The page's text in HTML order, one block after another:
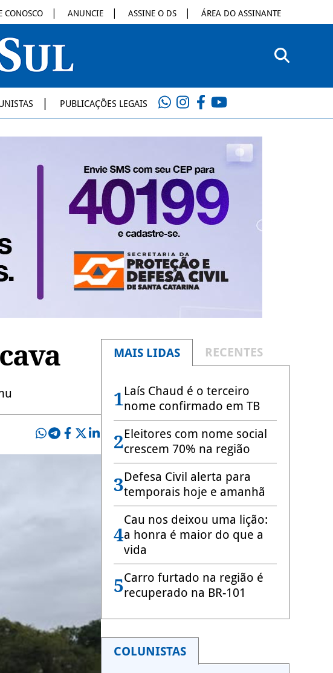
CONOSCO ANUNCIE ASSINE O DS ÁREA DO ASSINANTE
PUBLICAÇÕES LEGAIS
MAIS LIDAS RECENTES
1Laís Chaud é o terceiro
nome confirmado em TB
2Eleitores com nome social
crescem 70% na região
3Defesa Civil alerta para
temporais hoje e amanhã
4
Cau nos deixou uma lição:
a honra é maior do que a
vida
5Carro furtado na região é
recuperado na BR-101
COLUNISTAS